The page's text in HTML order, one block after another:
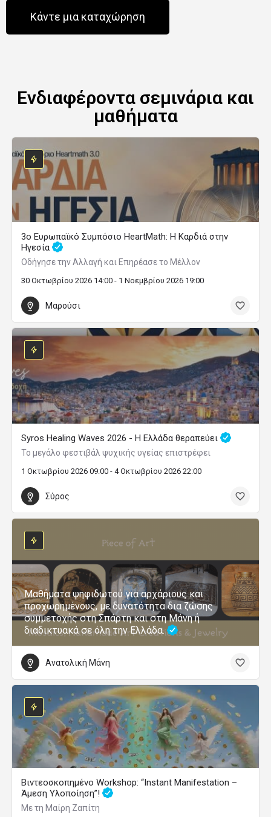
Κάντε μια καταχώρηση
Ενδιαφέροντα σεμινάρια και
μαθήματα
3ο Ευρωπαϊκό Συμπόσιο HeartMath: Η Καρδιά στην
Ηγεσία
Οδήγησε την Αλλαγή και Επηρέασε το Μέλλον
30 Οκτωβρίου 2026 14:00 - 1 Νοεμβρίου 2026 19:00
Μαρούσι
Syros Healing Waves 2026 - Η Ελλάδα θεραπεύει
Το μεγάλο φεστιβάλ ψυχικής υγείας επιστρέφει
1 Οκτωβρίου 2026 09:00 - 4 Οκτωβρίου 2026 22:00
Σύρος
Μαθήματα ψηφιδωτού για αρχάριους και
προχωρημένους, με δυνατότητα δια ζώσης
συμμετοχής στη Σπάρτη και στη Μάνη ή
διαδικτυακά σε όλη την Ελλάδα.
Ανατολική Μάνη
Βιντεοσκοπημένο Workshop: “Instant Manifestation –
Άμεση Υλοποίηση”!
Με τη Μαίρη Ζαπίτη